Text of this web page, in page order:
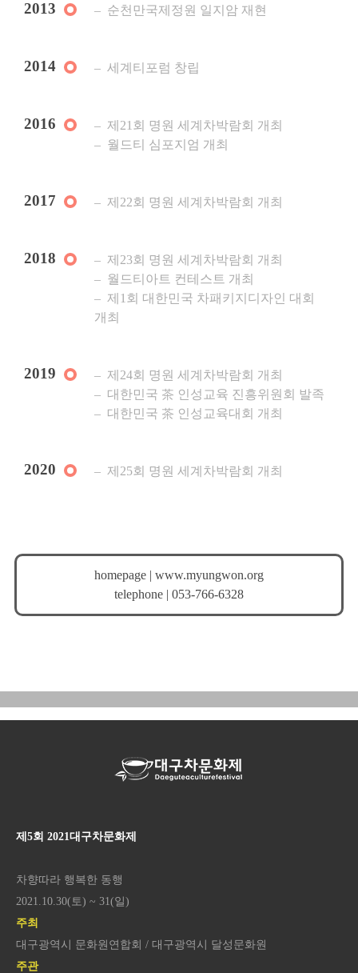
2013 순천만국제정원 일지암 재현
2014 세계티포럼 창립
2016
제21회 명원 세계차박람회 개최
월드티 심포지엄 개최
2017 제22회 명원 세계차박람회 개최
2018
제23회 명원 세계차박람회 개최
월드티아트 컨테스트 개최
제1회 대한민국 차패키지디자인 대회
개최
2019
제24회 명원 세계차박람회 개최
대한민국 茶 인성교육 진흥위원회 발족
대한민국 茶 인성교육대회 개최
2020 제25회 명원 세계차박람회 개최
homepage | www.myungwon.org
telephone | 053-766-6328
제5회 2021대구차문화제
차향따라 행복한 동행
2021.10.30(토) ~ 31(일)
주최
대구광역시 문화원연합회 / 대구광역시 달성문화원
주관